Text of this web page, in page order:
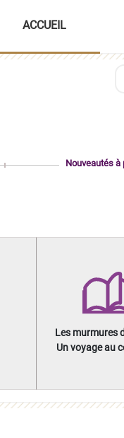
ACCUEIL
Nouveautés à
Les murmures
Un voyage au